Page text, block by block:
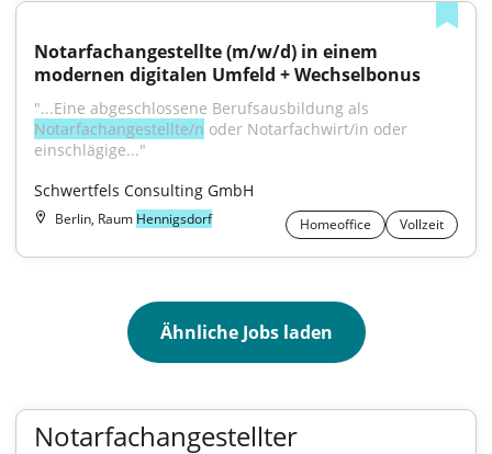
Notarfachangestellte (m/w/d) in einem
modernen digitalen Umfeld + Wechselbonus
Notarfachangestellte/n oder Notarfachwirt/in oder
einschlägige..."
Schwertfels Consulting GmbH
Berlin, Raum Hennigsdorf Homeoffice Vollzeit
Ähnliche Jobs laden
Notarfachangestellter